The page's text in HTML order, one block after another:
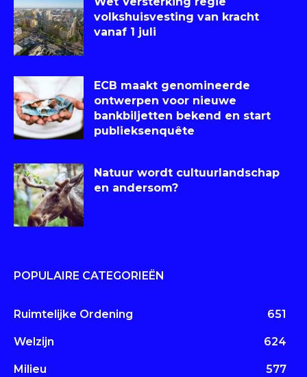
volkshuisvesting van kracht
vanaf 1 juli
ECB maakt genomineerde
ontwerpen voor nieuwe
bankbiljetten bekend en start
publieksenquête
Natuur wordt cultuurlandschap
en andersom?
POPULAIRE CATEGORIEËN
Ruimtelijke Ordening 651
Welzijn 624
Milieu 577